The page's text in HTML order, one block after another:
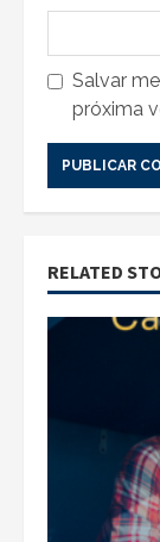
Salvar
próxima
RELATED